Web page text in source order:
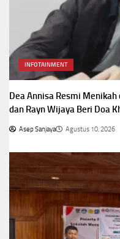
INFOTAINMENT
Dea Annisa Resmi
dan Rayn Wijaya Beri Doa
Asep Sanjaya Agustus 10, 2026